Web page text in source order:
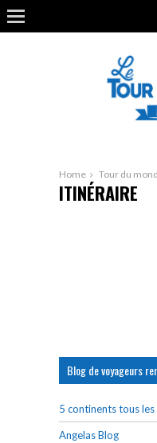
Home Tour du
ITINÉRAIRE
Blog de voyageurs
5 continents tous les
Angelas Blog